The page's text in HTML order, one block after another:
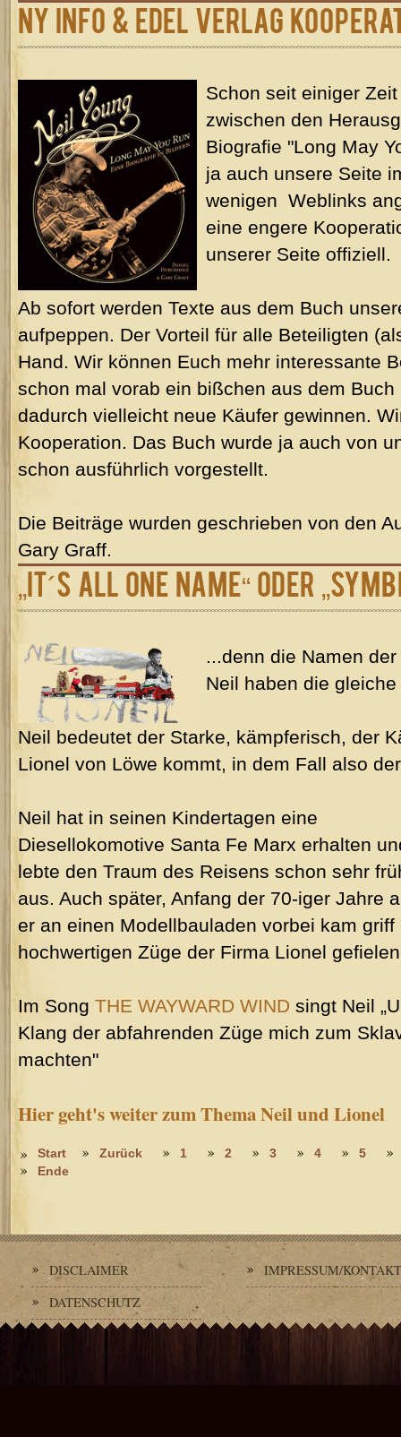
NY Info & Edel Verlag
Schon seit einiger
zwischen den
Biografie "Long May
ja auch unsere Seite
wenigen Weblinks
eine engere
unserer Seite offiziell.
Ab sofort werden Texte aus dem Buch
aufpeppen. Der Vorteil für alle Beteiligten
Hand. Wir können Euch mehr interessante
schon mal vorab ein bißchen aus dem
dadurch vielleicht neue Käufer gewinnen.
Kooperation. Das Buch wurde ja auch von
schon ausführlich vorgestellt.
Die Beiträge wurden geschrieben von den
Gary Graff.
„It´s All One Name“ oder
...denn die Namen
Neil haben die
Neil bedeutet der Starke, kämpferisch, der
Lionel von Löwe kommt, in dem Fall also
Neil hat in seinen Kindertagen eine
Diesellokomotive Santa Fe Marx erhalten
lebte den Traum des Reisens schon sehr
aus. Auch später, Anfang der 70-iger Jahre
er an einen Modellbauladen vorbei kam
hochwertigen Züge der Firma Lionel
Im Song THE WAYWARD WIND singt Neil
Klang der abfahrenden Züge mich zum
machten"
Hier geht's weiter zum Thema Neil und Lionel
Start Zurück 1 2 3 4
5
Ende
DISCLAIMER
DATENSCHUTZ
IMPRESSUM/KONTAKT